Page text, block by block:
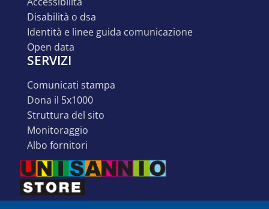
disabilità o dsa
identità e linee guida comunicazione
open data
SERVIZI
comunicati stampa
dona il 5x1000
struttura del sito
monitoraggio
albo fornitori